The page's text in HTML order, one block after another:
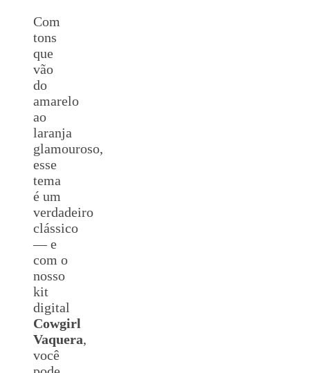
Com
tons
que
vão
do
amarelo
ao
laranja
glamouroso,
esse
tema
é um
verdadeiro
clássico
— e
com o
nosso
kit
digital
Cowgirl
Vaquera,
você